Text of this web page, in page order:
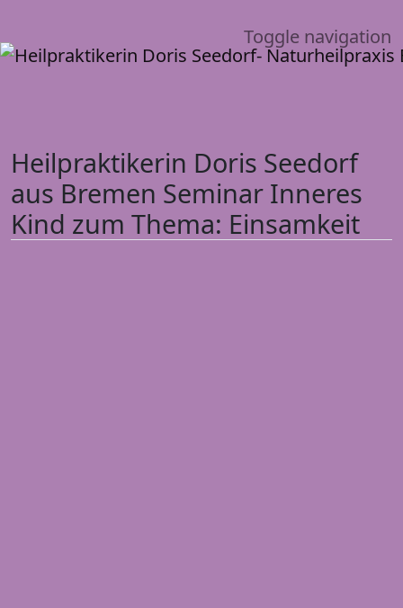
Toggle navigation
Heilpraktikerin Doris Seedorf
aus Bremen Seminar Inneres
Kind zum Thema: Einsamkeit